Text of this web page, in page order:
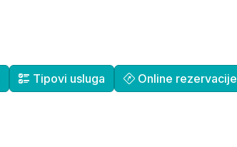
Tipovi usluga Online rezervacije